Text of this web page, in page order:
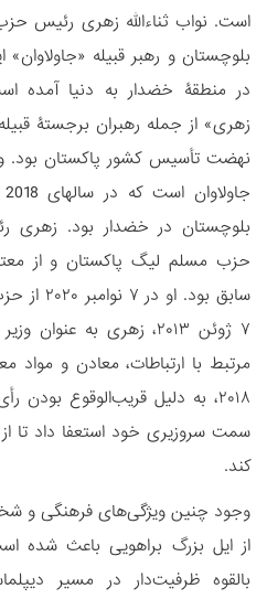
است. نواب ثناءالله زهری رئیس
در منطقۀ خضدار به دنیا آمده
زهری» از جمله رهبران برجستۀ
نهضت تأسیس کشور پاکستان بود.
بلوچستان در خضدار بود. زهری
حزب مسلم لیگ پاکستان و از
سابق
۷ ژوئن ۲۰۱۳، زهری به
۲۰۱۸، به دلیل قریب‌الوقوع بودن
سمت سروزیری خود استعفا داد تا
کند.
وجود چنین ویژگی‌های فرهنگی و
از ایل بزرگ براهویی باعث شده
بالقوه ظرفیت‌دار در مسیر